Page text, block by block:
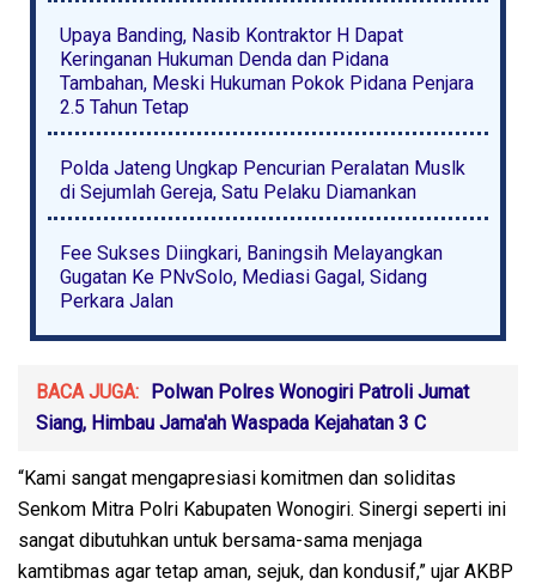
Upaya Banding, Nasib Kontraktor H Dapat
Keringanan Hukuman Denda dan Pidana
Tambahan, Meski Hukuman Pokok Pidana Penjara
2.5 Tahun Tetap
Polda Jateng Ungkap Pencurian Peralatan Muslk
di Sejumlah Gereja, Satu Pelaku Diamankan
Fee Sukses Diingkari, Baningsih Melayangkan
Gugatan Ke PNvSolo, Mediasi Gagal, Sidang
Perkara Jalan
BACA JUGA: Polwan Polres Wonogiri Patroli Jumat
Siang, Himbau Jama'ah Waspada Kejahatan 3 C
“Kami sangat mengapresiasi komitmen dan soliditas
Senkom Mitra Polri Kabupaten Wonogiri. Sinergi seperti ini
sangat dibutuhkan untuk bersama-sama menjaga
kamtibmas agar tetap aman, sejuk, dan kondusif,” ujar AKBP